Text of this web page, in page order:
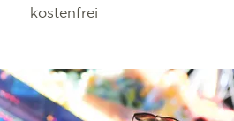
kostenfrei